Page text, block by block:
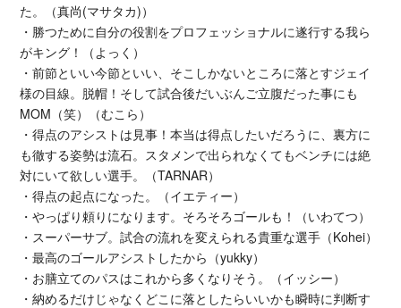
た。（真尚(マサタカ)）
・勝つために自分の役割をプロフェッショナルに遂行する我ら
がキング！（よっく）
・前節といい今節といい、そこしかないところに落とすジェイ
様の目線。脱帽！そして試合後だいぶんご立腹だった事にも
MOM（笑）（むこら）
・得点のアシストは見事！本当は得点したいだろうに、裏方に
も徹する姿勢は流石。スタメンで出られなくてもベンチには絶
対にいて欲しい選手。（TARNAR）
・得点の起点になった。（イエティー）
・やっぱり頼りになります。そろそろゴールも！（いわてつ）
・スーパーサブ。試合の流れを変えられる貴重な選手（Kohei）
・最高のゴールアシストしたから（yukky）
・お膳立てのパスはこれから多くなりそう。（イッシー）
・納めるだけじゃなくどこに落としたらいいかも瞬時に判断す